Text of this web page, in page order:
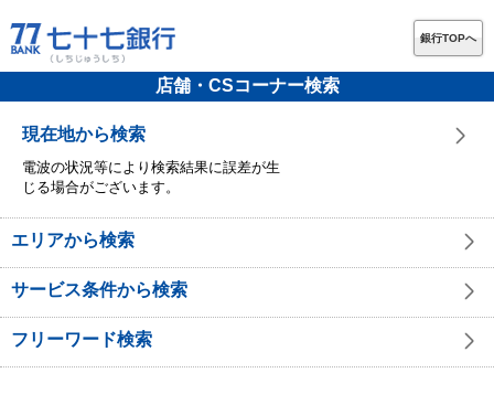
銀行TOPへ
店舗・CSコーナー検索
現在地から検索
電波の状況等により検索結果に誤差が生
じる場合がございます。
エリアから検索
サービス条件から検索
フリーワード検索